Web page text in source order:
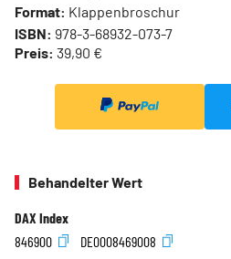
Format: Klappenbroschur
ISBN: 978-3-68932-073-7
Preis: 39,90 €
Behandelter Wert
DAX Index
846900
DE0008469008